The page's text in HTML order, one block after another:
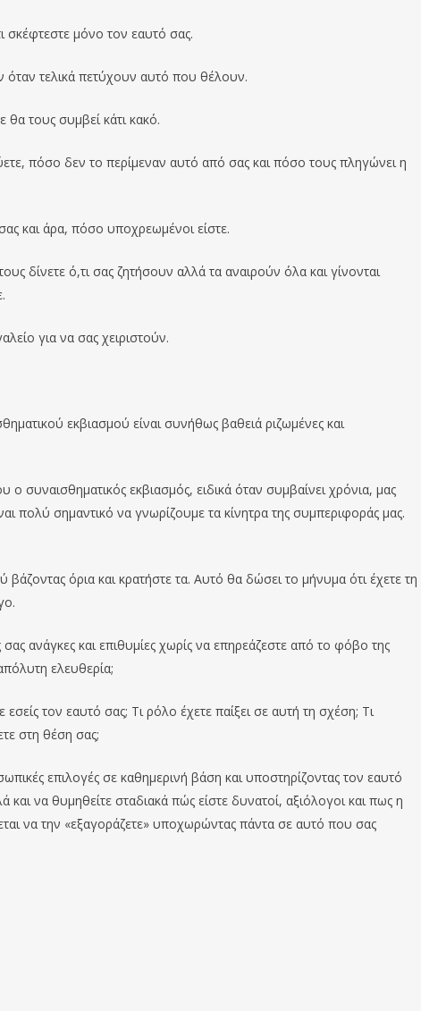
σκέφτεστε μόνο τον εαυτό σας.
όταν τελικά πετύχουν αυτό που θέλουν.
τους συμβεί κάτι κακό.
πόσο δεν το περίμεναν αυτό από σας και πόσο τους πληγώνει η
και άρα, πόσο υποχρεωμένοι είστε.
δίνετε ό,τι σας ζητήσουν αλλά τα αναιρούν όλα και γίνονται
για να σας χειριστούν.
εκβιασμού είναι συνήθως βαθειά ριζωμένες και
εκβιασμός, ειδικά όταν συμβαίνει χρόνια, μας
πολύ σημαντικό να γνωρίζουμε τα κίνητρα της συμπεριφοράς μας.
όρια και κρατήστε τα. Αυτό θα δώσει το μήνυμα ότι έχετε τη
ανάγκες και επιθυμίες χωρίς να επηρεάζεστε από το φόβο της
ελευθερία;
τον εαυτό σας; Τι ρόλο έχετε παίξει σε αυτή τη σχέση; Τι
στη θέση σας;
επιλογές σε καθημερινή βάση και υποστηρίζοντας τον εαυτό
να θυμηθείτε σταδιακά πώς είστε δυνατοί, αξιόλογοι και πως η
να την «εξαγοράζετε» υποχωρώντας πάντα σε αυτό που σας